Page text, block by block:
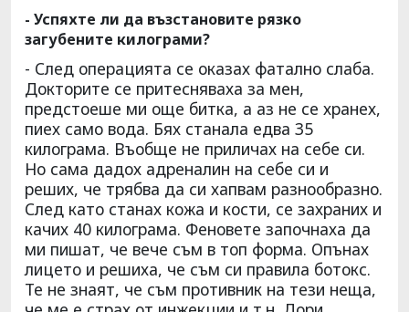
- Успяхте ли да възстановите рязко
загубените килограми?
- След операцията се оказах фатално слаба.
Докторите се притесняваха за мен,
предстоеше ми още битка, а аз не се хранех,
пиех само вода. Бях станала едва 35
килограма. Въобще не приличах на себе си.
Но сама дадох адреналин на себе си и
реших, че трябва да си хапвам разнообразно.
След като станах кожа и кости, се захраних и
качих 40 килограма. Феновете започнаха да
ми пишат, че вече съм в топ форма. Опънах
лицето и решиха, че съм си правила ботокс.
Те не знаят, че съм противник на тези неща,